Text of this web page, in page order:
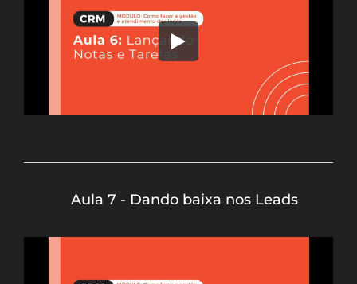
Aula 7 - Dando baixa nos Leads